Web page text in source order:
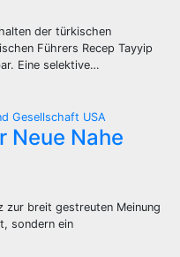
der türkischen
Führers Recep Tayyip
Eine selektive…
Gesellschaft USA
Neue Nahe
zur breit gestreuten Meinung
sondern ein